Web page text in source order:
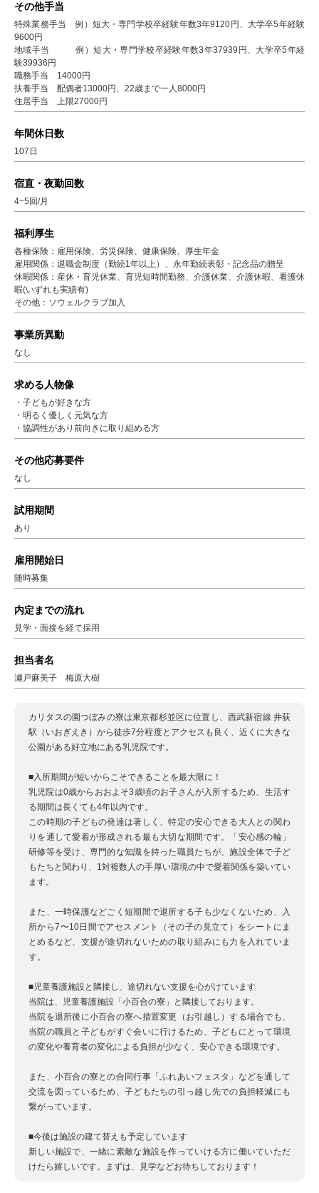
その他手当
特殊業務手当 例）短大・専門学校卒経験年数3年9120円、大学卒5年経験
9600円
地域手当 例）短大・専門学校卒経験年数3年37939円、大学卒5年経
験39936円
職務手当 14000円
扶養手当 配偶者13000円、22歳まで一人8000円
住居手当 上限27000円
年間休日数
107日
宿直・夜勤回数
4~5回/月
福利厚生
各種保険：雇用保険、労災保険、健康保険、厚生年金
雇用関係：退職金制度（勤続1年以上）、永年勤続表彰・記念品の贈呈
休暇関係：産休・育児休業、育児短時間勤務、介護休業、介護休暇、看護休
暇(いずれも実績有)
その他：ソウェルクラブ加入
事業所異動
なし
求める人物像
・子どもが好きな方
・明るく優しく元気な方
・協調性があり前向きに取り組める方
その他応募要件
なし
試用期間
あり
雇用開始日
随時募集
内定までの流れ
見学・面接を経て採用
担当者名
瀬戸麻美子 梅原大樹
カリタスの園つぼみの寮は東京都杉並区に位置し、西武新宿線 井荻
駅（いおぎえき）から徒歩7分程度とアクセスも良く、近くに大きな
公園がある好立地にある乳児院です。
■入所期間が短いからこそできることを最大限に！
乳児院は0歳からおおよそ3歳頃のお子さんが入所するため、生活す
る期間は長くても4年以内です。
この時期の子どもの発達は著しく、特定の安心できる大人との関わ
りを通して愛着が形成される最も大切な期間です。「安心感の輪」
研修等を受け、専門的な知識を持った職員たちが、施設全体で子ど
もたちと関わり、1対複数人の手厚い環境の中で愛着関係を築いてい
ます。
また、一時保護などごく短期間で退所する子も少なくないため、入
所から7〜10日間でアセスメント（その子の見立て）をシートにま
とめるなど、支援が途切れないための取り組みにも力を入れていま
す。
■児童養護施設と隣接し、途切れない支援を心がけています
当院は、児童養護施設「小百合の寮」と隣接しております。
当院を退所後に小百合の寮へ措置変更（お引越し）する場合でも、
当院の職員と子どもがすぐ会いに行けるため、子どもにとって環境
の変化や養育者の変化による負担が少なく、安心できる環境です。
また、小百合の寮との合同行事「ふれあいフェスタ」などを通して
交流を図っているため、子どもたちの引っ越し先での負担軽減にも
繋がっています。
■今後は施設の建て替えも予定しています
新しい施設で、一緒に素敵な施設を作っていける方に働いていただ
けたら嬉しいです。まずは、見学などお待ちしております！